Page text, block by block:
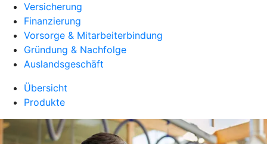
Versicherung
Finanzierung
Vorsorge & Mitarbeiterbindung
Gründung & Nachfolge
Auslandsgeschäft
Übersicht
Produkte